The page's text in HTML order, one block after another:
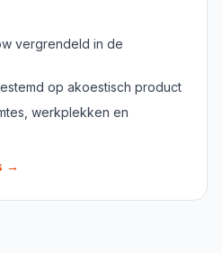
vergrendeld in de
op akoestisch product
werkplekken en
→